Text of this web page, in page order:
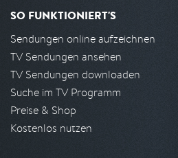
SO FUNKTIONIERT'S
Sendungen online aufzeichnen
TV Sendungen ansehen
TV Sendungen downloaden
Suche im TV Programm
Preise & Shop
Kostenlos nutzen